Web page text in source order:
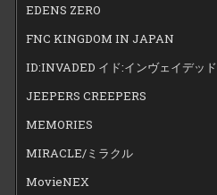
EDENS ZERO
FNC KINGDOM IN JAPAN
ID:INVADED イド:インヴェイデッド
JEEPERS CREEPERS
MEMORIES
MIRACLE/ミラクル
MovieNEX